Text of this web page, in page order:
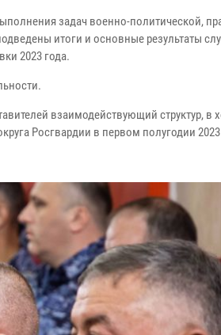
задач военно-политической,
итоги и основные результаты
2023 года.
взаимодействующий структур, в
Росгвардии в первом полугодии